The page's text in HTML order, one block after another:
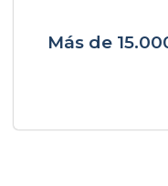
Más de